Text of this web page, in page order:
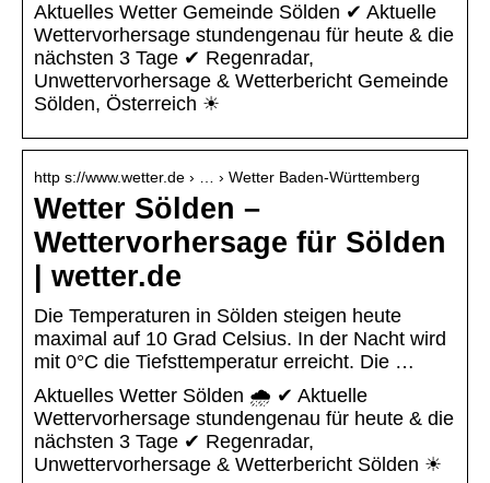
Aktuelles Wetter Gemeinde Sölden ✔ Aktuelle
Wettervorhersage stundengenau für heute & die
nächsten 3 Tage ✔ Regenradar,
Unwettervorhersage & Wetterbericht Gemeinde
Sölden, Österreich ☀
http s://www.wetter.de › … › Wetter Baden-Württemberg
Wetter Sölden –
Wettervorhersage für Sölden
| wetter.de
Die Temperaturen in Sölden steigen heute
maximal auf 10 Grad Celsius. In der Nacht wird
mit 0°C die Tiefsttemperatur erreicht. Die …
Aktuelles Wetter Sölden 🌧️ ✔ Aktuelle
Wettervorhersage stundengenau für heute & die
nächsten 3 Tage ✔ Regenradar,
Unwettervorhersage & Wetterbericht Sölden ☀